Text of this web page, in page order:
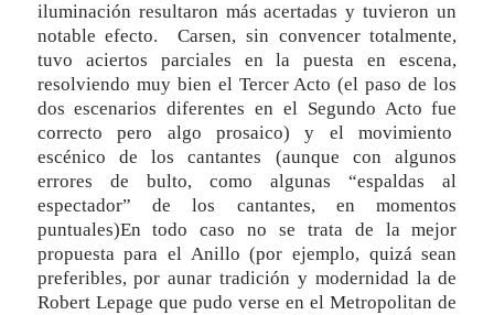
iluminación resultaron más acertadas y tuvieron un
notable efecto. Carsen, sin convencer totalmente,
tuvo aciertos parciales en la puesta en escena,
resolviendo muy bien el Tercer Acto (el paso de los
dos escenarios diferentes en el Segundo Acto fue
correcto pero algo prosaico) y el movimiento
escénico de los cantantes (aunque con algunos
errores de bulto, como algunas “espaldas al
espectador” de los cantantes, en momentos
puntuales)En todo caso no se trata de la mejor
propuesta para el Anillo (por ejemplo, quizá sean
preferibles, por aunar tradición y modernidad la de
Robert Lepage que pudo verse en el Metropolitan de